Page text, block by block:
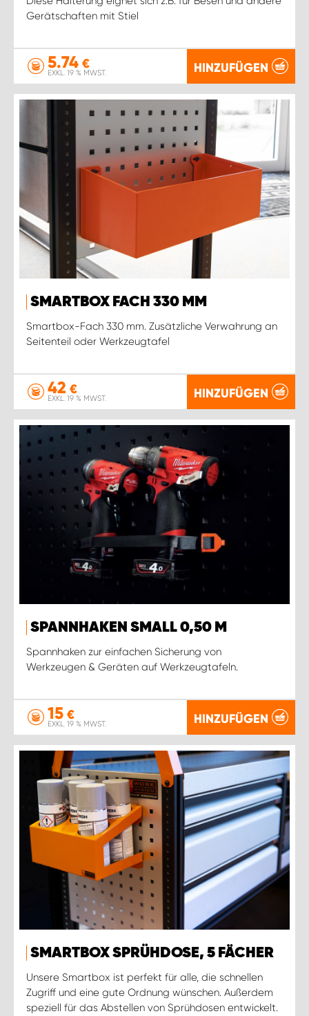
Gerätschaften mit Stiel
5.74 €
EXKL. 19 % MWST. HINZUFÜGEN
SMARTBOX FACH 330 MM
Smartbox-Fach 330 mm. Zusätzliche Verwahrung an
Seitenteil oder Werkzeugtafel
42 €
EXKL. 19 % MWST. HINZUFÜGEN
SPANNHAKEN SMALL 0,50 M
Spannhaken zur einfachen Sicherung von
Werkzeugen & Geräten auf Werkzeugtafeln.
15 €
EXKL. 19 % MWST. HINZUFÜGEN
SMARTBOX SPRÜHDOSE, 5 FÄCHER
Unsere Smartbox ist perfekt für alle, die schnellen
Zugriff und eine gute Ordnung wünschen. Außerdem
speziell für das Abstellen von Sprühdosen entwickelt.